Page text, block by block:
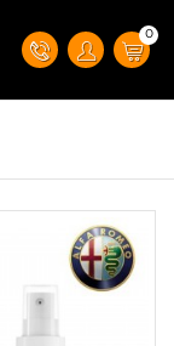
0